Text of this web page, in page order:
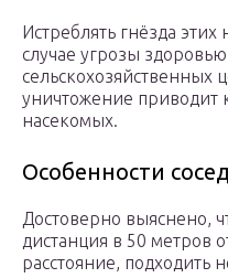
Истреблять гнёзда этих
случае угрозы
сельскохозяйственных
уничтожение приводит
насекомых.
Особенности
Достоверно выяснено,
дистанция в 50 метров
расстояние, подходить